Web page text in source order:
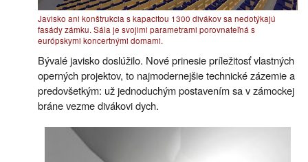
Javisko ani konštrukcia s kapacitou 1300 divákov sa nedotýkajú
fasády zámku. Sála je svojimi parametrami porovnateľná s
európskymi koncertnými domami.
Bývalé javisko doslúžilo. Nové prinesie príležitosť vlastných
operných projektov, to najmodernejšie technické zázemie a
predovšetkým: už jednoduchým postavením sa v zámockej
bráne vezme divákovi dych.